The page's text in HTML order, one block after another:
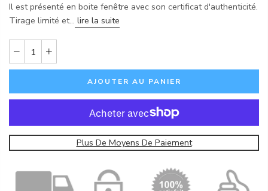
Il est présenté en boite fenêtre avec son certificat d'authenticité.
Tirage limité et... lire la suite
AJOUTER AU PANIER
Plus De Moyens De Paiement